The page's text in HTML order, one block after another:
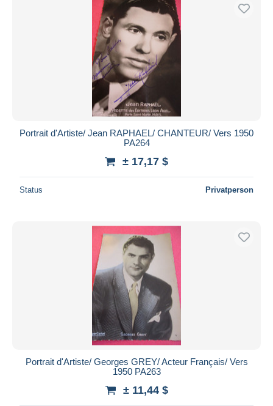
Portrait d'Artiste/ Jean RAPHAEL/ CHANTEUR/ Vers 1950
PA264
± 17,17 $
Status Privatperson
Portrait d'Artiste/ Georges GREY/ Acteur Français/ Vers
1950 PA263
± 11,44 $